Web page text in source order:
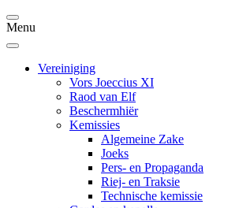
Menu
Vereiniging
Vors Joeccius XI
Raod van Elf
Beschermhiër
Kemissies
Algemeine Zake
Joeks
Pers- en Propaganda
Riej- en Traksie
Technische kemissie